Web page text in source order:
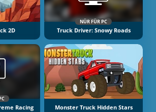
2D
NÜR FÜR PC
Truck Driver: Snowy Roads
Racing Monster Truck Hidden Stars